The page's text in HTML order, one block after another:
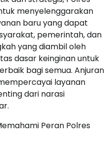
menyelenggarakan
baru yang dapat
pemerintah, dan
yang diambil oleh
dasar keinginan untuk
bagi semua. Anjuran
layanan
dari narasi
Peran Polres